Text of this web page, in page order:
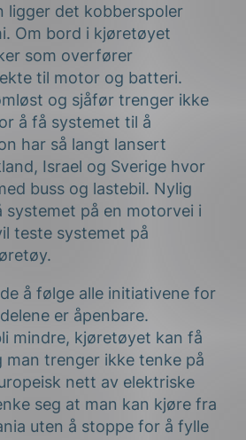
ligger det kobberspoler
Om bord i kjøretøyet
som overfører
til motor og batteri.
og sjåfør trenger ikke
å få systemet til å
har så langt lansert
Israel og Sverige hvor
buss og lastebil. Nylig
systemet på en motorvei i
teste systemet på
å følge alle initiativene for
er åpenbare.
mindre, kjøretøyet kan få
man trenger ikke tenke på
nett av elektriske
seg at man kan kjøre fra
uten å stoppe for å fylle